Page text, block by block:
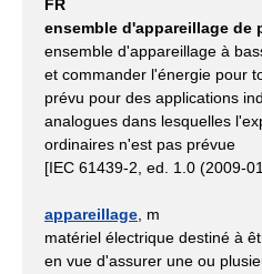
FR
ensemble d'appareillage de
ensemble d'appareillage à
et commander l'énergie pour
prévu pour des applications
analogues dans lesquelles
ordinaires n'est pas prévue
[IEC 61439-2, ed. 1.0 (2009-
appareillage , m
matériel électrique destiné à
en vue d'assurer une ou